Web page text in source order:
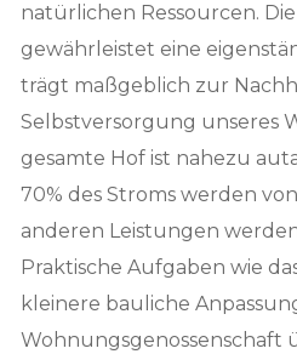
natürlichen Ressourcen.
gewährleistet eine
trägt maßgeblich zur
Selbstversorgung unseres
gesamte Hof ist nahezu
70% des Stroms werden
anderen Leistungen
Praktische Aufgaben wie
kleinere bauliche
Wohnungsgenossenschaft